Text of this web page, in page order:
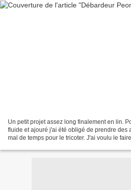
Un petit projet assez long finalement en lin.
fluide et ajouré j'ai été obligé de prendre des
mal de temps pour le tricoter. J'ai voulu le